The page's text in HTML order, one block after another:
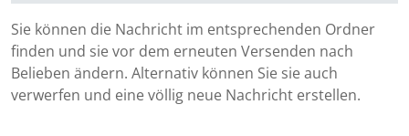
Sie können die Nachricht im entsprechenden Ordner
finden und sie vor dem erneuten Versenden nach
Belieben ändern. Alternativ können Sie sie auch
verwerfen und eine völlig neue Nachricht erstellen.